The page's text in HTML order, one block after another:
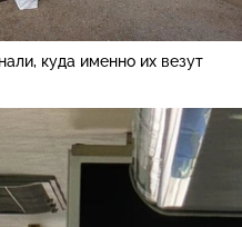
куда именно их везут